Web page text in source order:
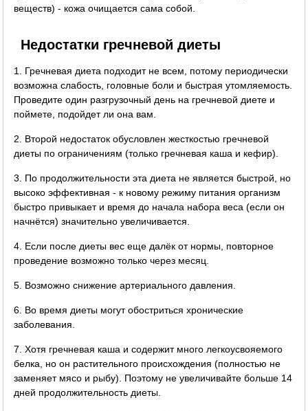
веществ) - кожа очищается сама собой.
Недостатки гречневой диеты
1. Гречневая диета подходит не всем, потому периодически
возможна слабость, головные боли и быстрая утомляемость.
Проведите один разгрузочный день на гречневой диете и
поймете, подойдет ли она вам.
2. Второй недостаток обусловлен жесткостью гречневой
диеты по ограничениям (только гречневая каша и кефир).
3. По продолжительности эта диета не является быстрой, но
высоко эффективная - к новому режиму питания организм
быстро привыкает и время до начала набора веса (если он
начнётся) значительно увеличивается.
4. Если после диеты вес еще далёк от нормы, повторное
проведение возможно только через месяц.
5. Возможно снижение артериального давления.
6. Во время диеты могут обостриться хронические
заболевания.
7. Хотя гречневая каша и содержит много легкоусвояемого
белка, но он растительного происхождения (полностью не
заменяет мясо и рыбу). Поэтому не увеличивайте больше 14
дней продолжительность диеты.